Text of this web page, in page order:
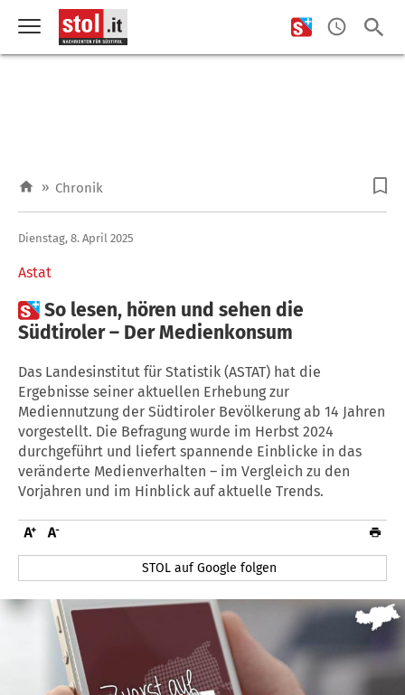
» Chronik
Astat
Dienstag, 8. April 2025
So lesen, hören und sehen die
Südtiroler – Der Medienkonsum
Das Landesinstitut für Statistik (ASTAT) hat die
Ergebnisse seiner aktuellen Erhebung zur
Mediennutzung der Südtiroler Bevölkerung ab 14 Jahren
vorgestellt. Die Befragung wurde im Herbst 2024
durchgeführt und liefert spannende Einblicke in das
veränderte Medienverhalten – im Vergleich zu den
Vorjahren und im Hinblick auf aktuelle Trends.
STOL auf Google folgen